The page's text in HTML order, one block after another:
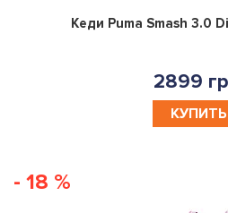
Кеди Puma Smash 3.0
2899
КУПИТЬ
- 18 %